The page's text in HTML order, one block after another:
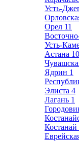
Усть-
Орел 11
Усть-
Астана 10
Ядрин 1
Элиста 4
Лагань 1
Костанай